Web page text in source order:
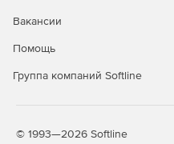
Вакансии
Помощь
Группа компаний Softline
© 1993—2026 Softline